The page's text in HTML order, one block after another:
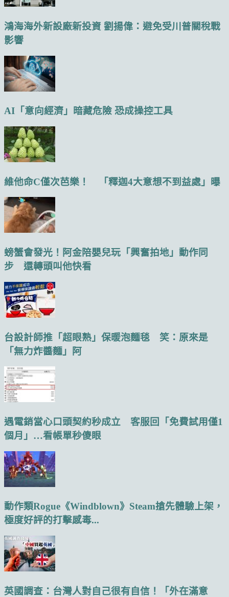
鴻海海外新設廠新投資 劉揚偉：避免受川普關稅戰
影響
AI「意向經濟」暗藏危險 恐成操控工具
維他命C僅次芭樂！ 「釋迦4大意想不到益處」曝
螃蟹會發光！阿金陪嬰兒玩「興奮拍地」動作同
步 還轉頭叫他快看
台設計師推「超眼熟」保暖泡麵毯 笑：原來是
「無力炸醬麵」阿
遇電銷當心口頭契約秒成立 客服回「免費試用僅1
個月」…看帳單秒傻眼
動作類Rogue《Windblown》Steam搶先體驗上架，
極度好評的打擊感毒...
英國調查：台灣人對自己很有自信！「外在滿意